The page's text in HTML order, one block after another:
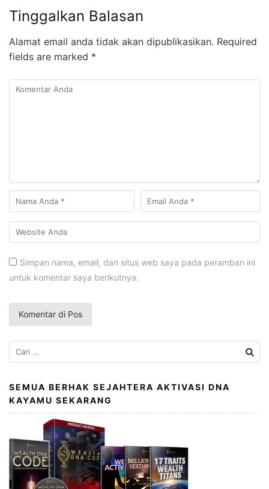
Tinggalkan Balasan
Alamat email anda tidak akan dipublikasikan. Required
fields are marked *
Simpan nama, email, dan situs web saya pada peramban ini
untuk komentar saya berikutnya.
Cari
untuk:
SEMUA BERHAK SEJAHTERA AKTIVASI DNA
KAYAMU SEKARANG